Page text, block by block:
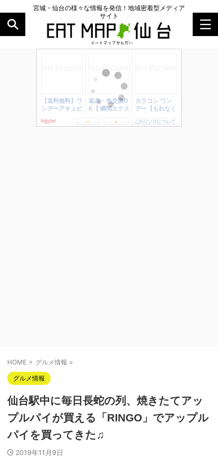
宮城・仙台の様々な情報を発信！地域密着型メディア
サイト
HOME > グルメ情報 >
グルメ情報
仙台駅中に毎日長蛇の列、焼きたてアッ
プルパイが買える「RINGO」でアップル
パイを買ってきた♫
2019年11月9日